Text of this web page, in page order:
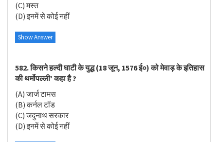
(C) मस्त
(D) इनमें से कोई नहीं
Show Answer
582. किसने हल्दी घाटी के युद्ध (18 जून, 1576 ई०) को मेवाड़ के इतिहास
की थर्मोपल्ली' कहा है ?
(A) जार्ज टामस
(B) कर्नल टॉड
(C) जदुनाथ सरकार
(D) इनमें से कोई नहीं